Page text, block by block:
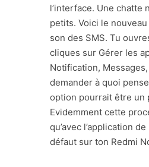
l’interface. Une chatte
petits. Voici le
son des SMS. Tu
cliques sur Gérer les
Notification, Messages,
demander à quoi
option pourrait être un
Evidemment cette
qu’avec l’application
défaut sur ton Redmi